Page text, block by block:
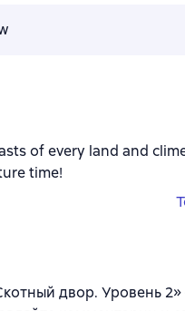
of every land and
time!
двор. Уровень 2»